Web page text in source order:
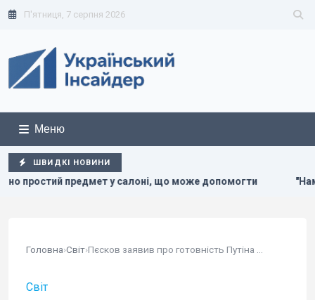
П'ятниця, 7 серпня 2026
Меню
ШВИДКІ НОВИНИ
що може допомогти "Нам самим потрібні": Трамп
Головна›Світ›
Світ